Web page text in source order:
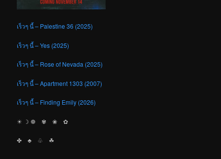
เร็วๆ นี้ – Palestine 36 (2025)
เร็วๆ นี้ – Yes (2025)
เร็วๆ นี้ – Rose of Nevada (2025)
เร็วๆ นี้ – Apartment 1303 (2007)
เร็วๆ นี้ – Finding Emily (2026)
☀︎ ☽ ❁ ✾ ❀ ✿
✤ ♣︎ ♧ ☘︎